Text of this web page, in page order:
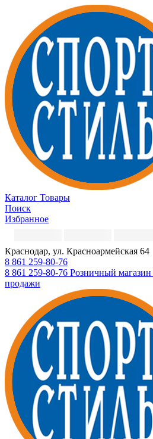
Каталог Товары
Поиск
Избранное
Краснодар, ул. Красноармейская 64
8 861 259-80-76
8 861 259-80-76 Розничный магазин
продажи